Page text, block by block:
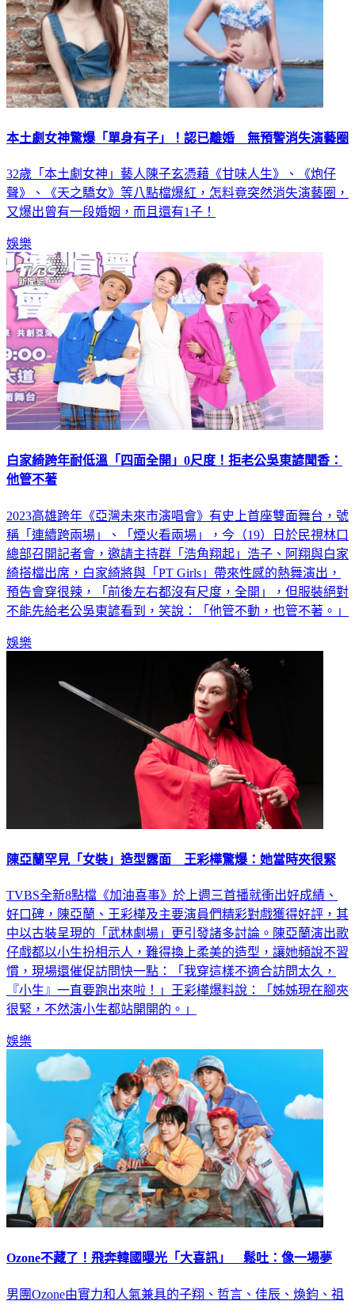
本土劇女神驚爆「單身有子」！認已離婚 無預警消失演藝圈
32歲「本土劇女神」藝人陳子玄憑藉《甘味人生》、《炮仔
聲》、《天之驕女》等八點檔爆紅，怎料竟突然消失演藝圈，
又爆出曾有一段婚姻，而且還有1子！
娛樂
白家綺跨年耐低溫「四面全開」0尺度！拒老公吳東諺聞香：
他管不著
2023高雄跨年《亞灣未來市演唱會》有史上首座雙面舞台，號
稱「連續跨兩場」、「煙火看兩場」，今（19）日於民視林口
總部召開記者會，邀請主持群「浩角翔起」浩子、阿翔與白家
綺搭檔出席，白家綺將與「PT Girls」帶來性感的熱舞演出，
預告會穿很辣，「前後左右都沒有尺度，全開」，但服裝絕對
不能先給老公吳東諺看到，笑說：「他管不動，也管不著。」
娛樂
陳亞蘭罕見「女裝」造型露面 王彩樺驚爆：她當時夾很緊
TVBS全新8點檔《加油喜事》於上週三首播就衝出好成績、
好口碑，陳亞蘭、王彩樺及主要演員們精彩對戲獲得好評，其
中以古裝呈現的「武林劇場」更引發諸多討論。陳亞蘭演出歌
仔戲都以小生扮相示人，難得換上柔美的造型，讓她頻說不習
慣，現場還催促訪問快一點：「我穿這樣不適合訪問太久，
『小生』一直要跑出來啦！」王彩樺爆料說：「姊姊現在腳夾
很緊，不然演小生都站開開的。」
娛樂
Ozone不藏了！飛奔韓國曝光「大喜訊」 鬆吐：像一場夢
男團Ozone由實力和人氣兼具的子翔、哲言、佳辰、煥鈞、祖